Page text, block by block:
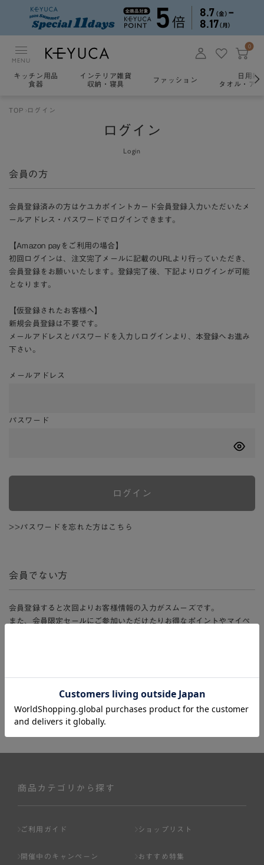
MENU
0
キッチン用品
食器
インテリア雑貨
収納・寝具
ファッション
日用雑
タオル・ア
TOP ログイン
ログイン
Login
会員の方
会員登録済みの方はケユカポイントカード会員登録入力いただいたメ
ールアドレス・パスワードでログインできます。
【Amazon payをご利用の場合】
初回ログインは、注文完了メールに記載のURLより行っていただき、
会員登録をお願いいたします。登録完了後、下記よりログインが可能
となります。
【仮登録されたお客様へ】
新規会員登録は不要です。
メールアドレスとパスワードを入力しログインより、本登録へお進み
下さい。
メールアドレス
パスワード
ログイン
>>パスワードを忘れた方はこちら
会員でない方
会員登録すると次回よりお客様情報の入力がスムーズです。
また、会員限定セールにご参加いただけたりお得なポイントやマイペ
新規会員登録
商品カテゴリから探す
ご利用ガイド ショップリスト
開催中のキャンペーン おすすめ特集